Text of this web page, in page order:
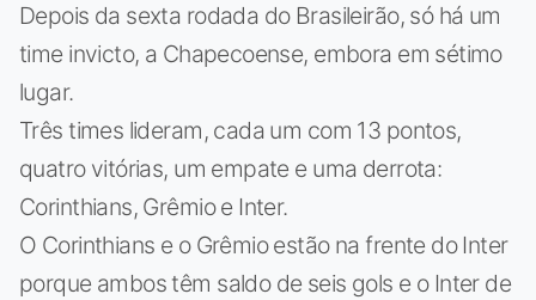
Depois da sexta rodada do Brasileirão, só há um
time invicto, a Chapecoense, embora em sétimo
lugar.
Três times lideram, cada um com 13 pontos,
quatro vitórias, um empate e uma derrota:
Corinthians, Grêmio e Inter.
O Corinthians e o Grêmio estão na frente do Inter
porque ambos têm saldo de seis gols e o Inter de